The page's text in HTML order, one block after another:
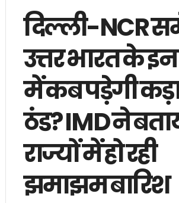
दिल्ली-NCR
उत्तर भारत के
में कब पड़ेगी
ठंड? IMD ने
राज्यों में हो रही
झमाझम बारिश